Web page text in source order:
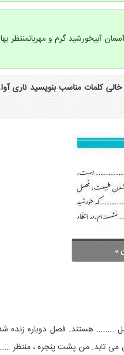
آبیخورشید گرم و مهربانمنتظر
خالی کلمات مناسب بنویسید ناری
………. هستند. فصل دوباره زنده
تابد. من پشت پنجره ، منتظر